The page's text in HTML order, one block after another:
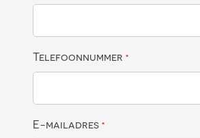
Telefoonnummer *
E-mailadres *